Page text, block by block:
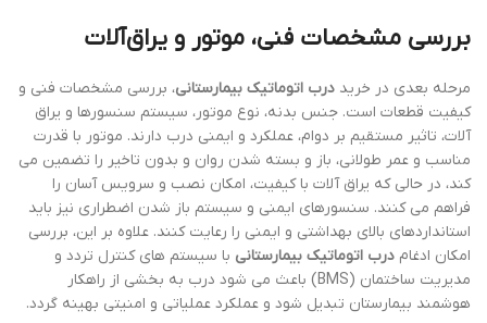
بررسی مشخصات فنی، موتور و یراق‌آلات
مرحله بعدی در خرید درب اتوماتیک بیمارستانی، بررسی مشخصات فنی و
کیفیت قطعات است. جنس بدنه، نوع موتور، سیستم سنسورها و یراق
آلات، تاثیر مستقیم بر دوام، عملکرد و ایمنی درب دارند. موتور با قدرت
مناسب و عمر طولانی، باز و بسته شدن روان و بدون تاخیر را تضمین می
کند، در حالی که یراق آلات با کیفیت، امکان نصب و سرویس آسان را
فراهم می کنند. سنسورهای ایمنی و سیستم باز شدن اضطراری نیز باید
استانداردهای بالای بهداشتی و ایمنی را رعایت کنند. علاوه بر این، بررسی
امکان ادغام درب اتوماتیک بیمارستانی با سیستم های کنترل تردد و
مدیریت ساختمان (BMS) باعث می شود درب به بخشی از راهکار
هوشمند بیمارستان تبدیل شود و عملکرد عملیاتی و امنیتی بهینه گردد.